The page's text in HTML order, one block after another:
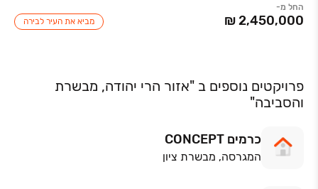
החל מ-
מביא את העיר לבירה
פרויקטים נוספים ב "אזור הרי יהודה, מבשרת
והסביבה"
כרמים CONCEPT
המגרסה, מבשרת ציון